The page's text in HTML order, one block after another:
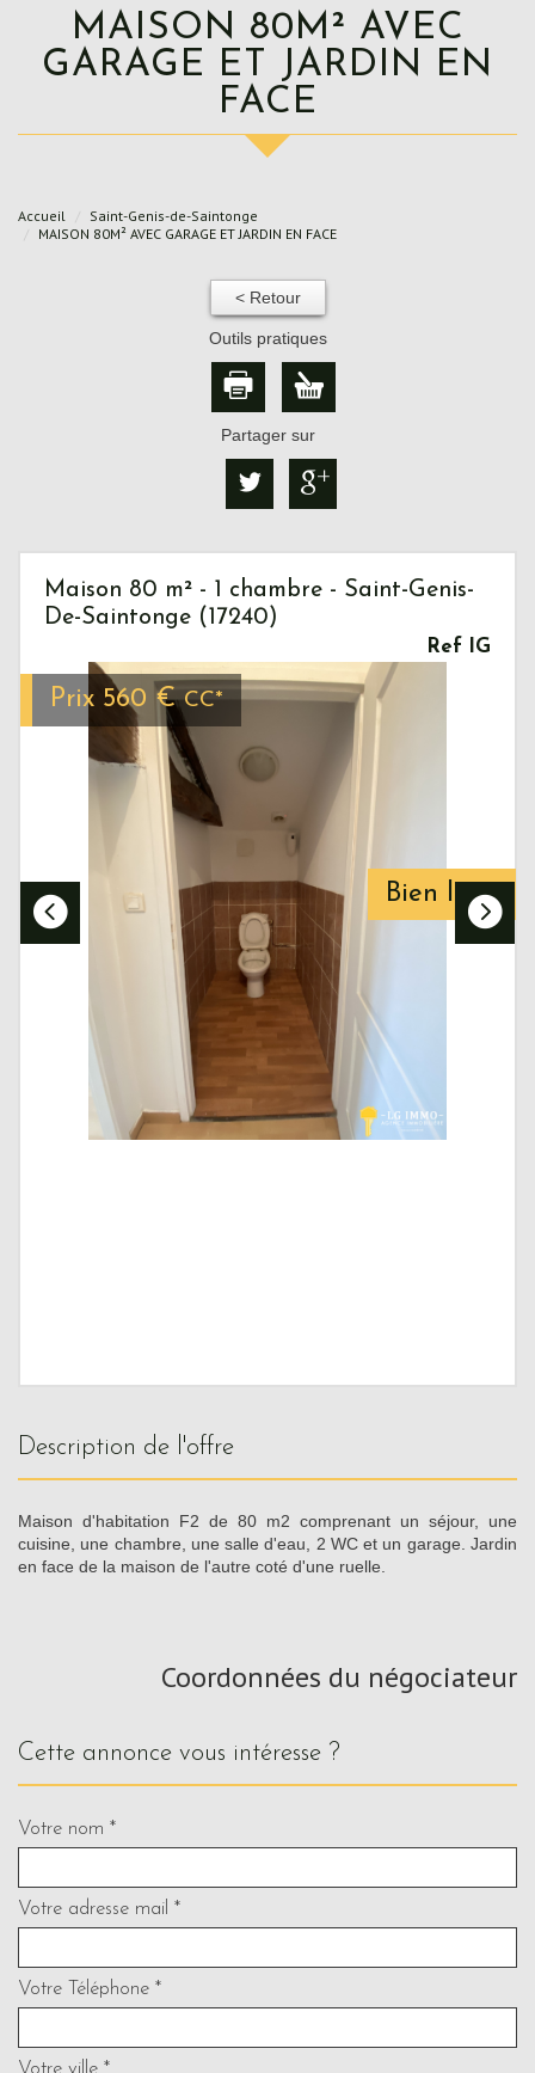
MAISON 80M² AVEC
GARAGE ET JARDIN EN
FACE
Accueil
Saint-Genis-de-Saintonge
MAISON 80M² AVEC GARAGE ET JARDIN EN FACE
< Retour
Outils pratiques
Partager sur
Bien loué
Maison 80 m² - 1 chambre - Saint-Genis-
De-Saintonge (17240)
Ref IG
Prix 560 €CC*
description de l'offre
Maison d'habitation F2 de 80 m2 comprenant un séjour, une
cuisine, une chambre, une salle d'eau, 2 WC et un garage. Jardin
en face de la maison de l'autre coté d'une ruelle.
Coordonnées du négociateur
cette annonce vous intéresse ?
Votre nom *
Votre adresse mail *
Votre Téléphone *
Votre ville *